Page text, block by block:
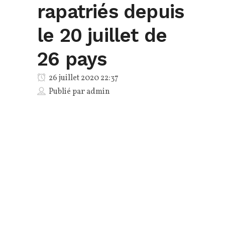
rapatriés depuis
le 20 juillet de
26 pays
26 juillet 2020 22:37
Publié paradmin